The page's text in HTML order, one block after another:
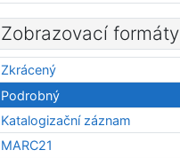
Zobrazovací formáty
Zkrácený
Podrobný
Katalogizační záznam
MARC21